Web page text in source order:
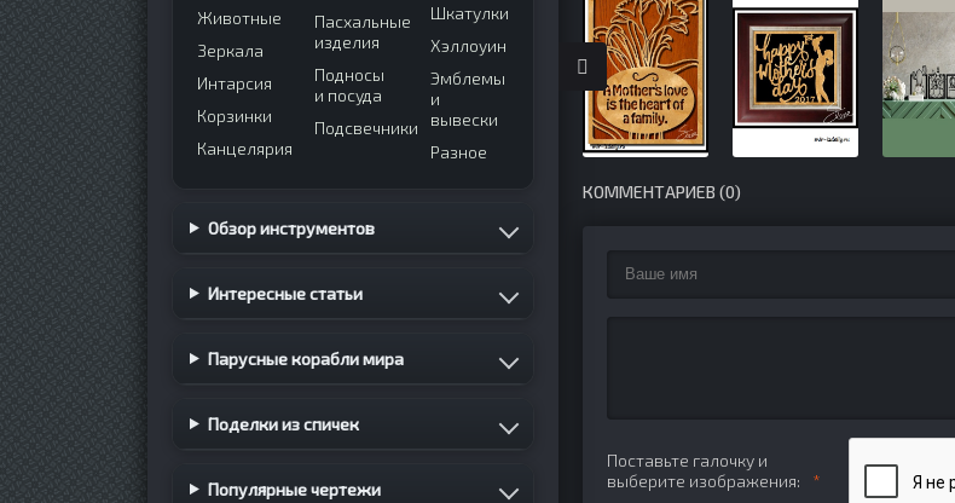
КОММЕНТАРИЕВ (0)
Поставьте галочку и
выберите изображения:
Животные
Зеркала
Интарсия
Корзинки
Канцелярия
Пасхальные
изделия
Подносы
и посуда
Подсвечники
Шкатулки
Хэллоуин
Эмблемы
и
вывески
Разное
Обзор инструментов
Интересные статьи
Парусные корабли мира
Поделки из спичек
Популярные чертежи